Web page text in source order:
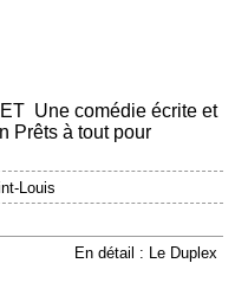
Une comédie écrite et
Prêts à tout pour
Louis
En détail : Le Duplex